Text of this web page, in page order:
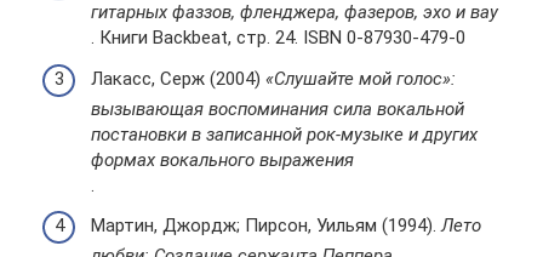
гитарных фаззов, фленджера, фазеров, эхо и вау
. Книги Backbeat, стр. 24. ISBN 0-87930-479-0
Лакасс, Серж (2004) «Слушайте мой голос»:
вызывающая воспоминания сила вокальной
постановки в записанной рок-музыке и других
формах вокального выражения
.
Мартин, Джордж; Пирсон, Уильям (1994).Лето